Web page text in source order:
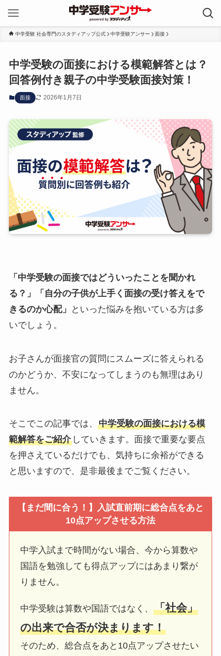
中学受験 社会専門のスタディアップ公式 中学受験アンサー 面接
中学受験の面接における模範解答とは？
回答例付き親子の中学受験面接対策！
面接 2026年1月7日
「中学受験の面接ではどういったことを聞かれ
る？」「自分の子供が上手く面接の受け答えをで
きるのか心配」
といった悩みを抱いている方は多
いでしょう。
お子さんが面接官の質問にスムーズに答えられる
のかどうか、不安になってしまうのも無理はあり
ません。
そこでこの記事では、 中学受験の面接における模
範解答をご紹介していきます。面接で重要な要点
を押さえているだけでも、気持ちに余裕ができる
と思いますので、是非最後までご覧ください。
【まだ間に合う！】入試直前期に総合点をあと
10点アップさせる方法
中学入試まで時間がない場合、今から算数や
国語を勉強しても得点アップにはあまり繋が
りません。
中学受験は算数や国語ではなく、「社会」
の出来で合否が決まります！
そのため、総合点をあと10点アップさせたい